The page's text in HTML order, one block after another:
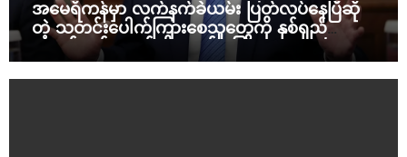
အမေရိကန်မှာ လက်နက်ခဲယမ်း ပြတ်လပ်နေပြီဆို
တဲ့ သတင်းပေါက်ကြားစေသူတွေကို နှစ်ရှည်
ထောင်ဒဏ်ချမယ်လို့ ထရန့် ပြော